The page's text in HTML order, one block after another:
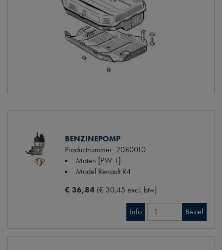
BENZINEPOMP
Productnummer 2080010
Maten [PW 1]
Model Renault R4
€ 36,84 (€ 30,45 excl. btw)
Info Bestel